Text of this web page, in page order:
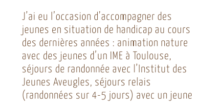
J’ai eu l’occasion d’accompagner des
jeunes en situation de handicap au cours
des dernières années : animation nature
avec des jeunes d’un IME à Toulouse,
séjours de randonnée avec l’Institut des
Jeunes Aveugles, séjours relais
(randonnées sur 4-5 jours) avec un jeune